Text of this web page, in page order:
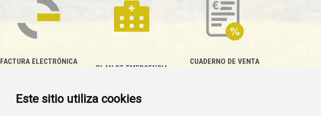
Este sitio utiliza cookies
FACTURA ELECTRÓNICA
PLAN DE EMERGENCIA
CUADERNO DE VENTA